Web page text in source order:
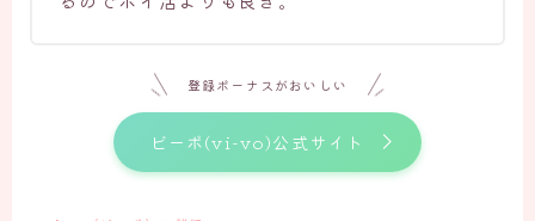
登録ボーナスがおいしい
ビーボ(vi-vo)公式サイト